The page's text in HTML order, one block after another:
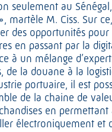
seulement au
martèle M. Ciss. Sur
des opportunités pour
en passant par la
à un mélange
de la douane à la
portuaire, il est
de la chaine de
en permettant
électroniquement et